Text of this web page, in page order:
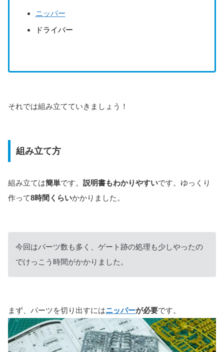
ニッパー
ドライバー
それでは組み立てていきましょう！
組み立て方
組み立ては簡単です。 説明書もわかりやすいです。ゆっくり
作って8時間くらいかかりました。
今回はパーツ数も多く、ゲート跡の処理も少しやったの
でけっこう時間がかかりました。
まず、パーツを切り出すにはニッパーが必要です。